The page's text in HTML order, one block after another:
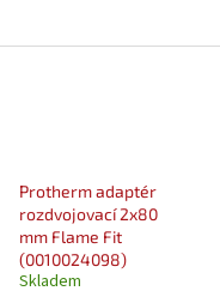
Protherm adaptér
rozdvojovací 2x80
mm Flame Fit
(0010024098)
Skladem